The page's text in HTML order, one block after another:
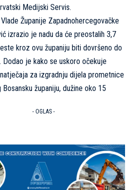
Medijski Servis.
Županije Zapadnohercegovačke
izrazio je nadu da će preostalih 3,7
kroz ovu županiju biti dovršeno do
Dodao je kako se uskoro očekuje
za izgradnju dijela prometnice
županiju, dužine oko 15
- OGLAS -